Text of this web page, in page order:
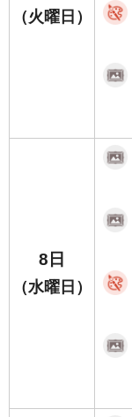
（火曜日）
8日
（水曜日）